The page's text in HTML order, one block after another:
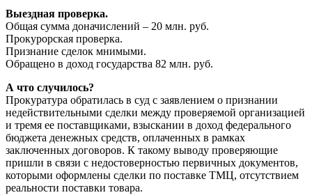
Выездная проверка.
Общая сумма доначислений – 20 млн. руб.
Прокурорская проверка.
Признание сделок мнимыми.
Обращено в доход государства 82 млн. руб.
А что случилось?
Прокуратура обратилась в суд с заявлением о признании
недействительными сделки между проверяемой организацией
и тремя ее поставщиками, взыскании в доход федерального
бюджета денежных средств, оплаченных в рамках
заключенных договоров. К такому выводу проверяющие
пришли в связи с недостоверностью первичных документов,
которыми оформлены сделки по поставке ТМЦ, отсутствием
реальности поставки товара.